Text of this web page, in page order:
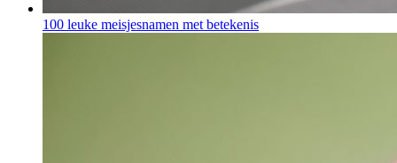
100 leuke meisjesnamen met betekenis